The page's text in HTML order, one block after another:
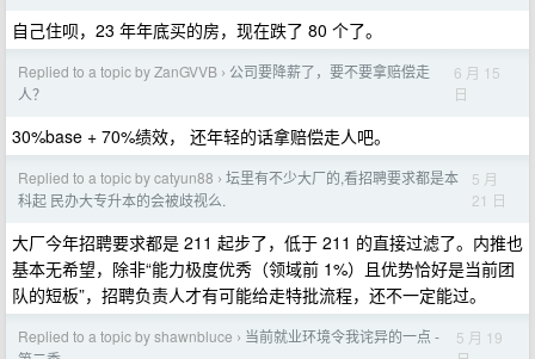
自己住呗，23 年年底买的房，现在跌了 80 个了。
Replied to a topic by ZanGVVB › 公司要降薪了，要不要拿赔偿走
人？
6 月 15
日
30%base + 70%绩效， 还年轻的话拿赔偿走人吧。
Replied to a topic by catyun88 › 坛里有不少大厂的,看招聘要求都是本
科起 民办大专升本的会被歧视么.
5 月
21 日
大厂今年招聘要求都是 211 起步了，低于 211 的直接过滤了。内推也
基本无希望，除非“能力极度优秀（领域前 1%）且优势恰好是当前团
队的短板”，招聘负责人才有可能给走特批流程，还不一定能过。
Replied to a topic by shawnbluce › 当前就业环境令我诧异的一点 -
5 月 19